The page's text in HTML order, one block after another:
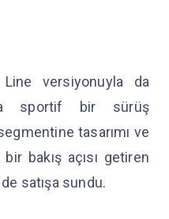
versiyonuyla da
sportif bir sürüş
tasarımı ve
bakış açısı getiren
satışa sundu.